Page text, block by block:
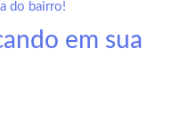
em sua